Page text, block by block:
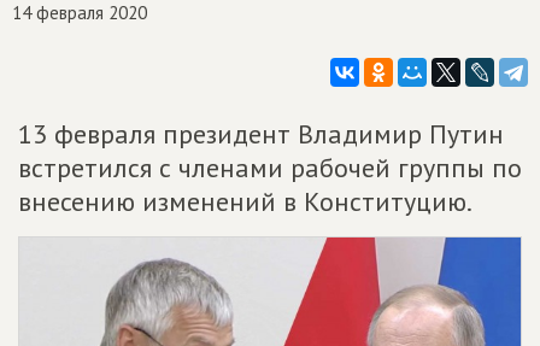
14 февраля 2020
13 февраля президент Владимир Путин
встретился с членами рабочей группы по
внесению изменений в Конституцию.